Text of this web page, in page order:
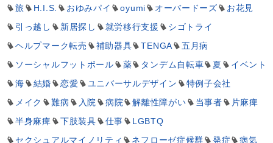
旅
H.I.S. おゆみパイ oyumi オーバードーズ
お花見
引っ越し
新居探し 就労移行支援
シゴトライ
ヘルプマーク転売
補助器具 TENGA
五月病
ソーシャルフットボール
薬 タンデム自転車 夏
イベント
海
結婚 恋愛 ユニバーサルデザイン
特例子会社
メイク
難病 入院 病院 解離性障がい 当事者
片麻痺
半身麻痺
下肢装具 仕事
LGBTQ
セクシュアルマイノリティ
ネフローゼ症候群 発症 病気